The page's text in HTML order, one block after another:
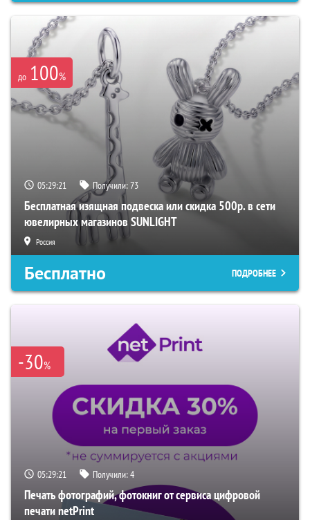
до 100%
05:29:20 Получили:73
Бесплатная изящная подвеска или скидка 500р. в сети
ювелирных магазинов SUNLIGHT
Россия
Бесплатно ПОДРОБНЕЕ
-30%
05:29:20 Получили:4
Печать фотографий, фотокниг от сервиса цифровой
печати netPrint